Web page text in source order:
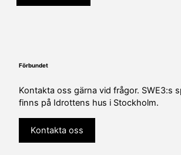
Förbundet
Kontakta oss gärna vid frågor. SWE3:s
finns på Idrottens hus i Stockholm.
Kontakta oss